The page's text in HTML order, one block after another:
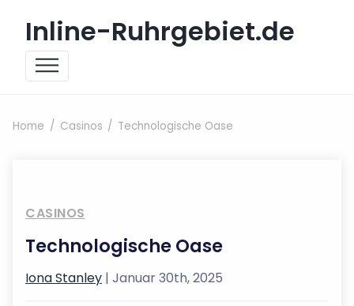
Inline-Ruhrgebiet.de
Home Casinos Technologische Oase
CASINOS
Technologische Oase
Iona Stanley | Januar 30th, 2025